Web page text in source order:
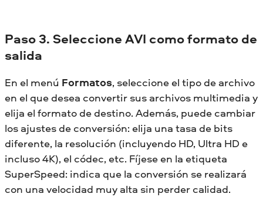
Paso 3. Seleccione AVI como formato de
salida
En el menú Formatos, seleccione el tipo de archivo
en el que desea convertir sus archivos multimedia y
elija el formato de destino. Además, puede cambiar
los ajustes de conversión: elija una tasa de bits
diferente, la resolución (incluyendo HD, Ultra HD e
incluso 4K), el códec, etc. Fíjese en la etiqueta
SuperSpeed: indica que la conversión se realizará
con una velocidad muy alta sin perder calidad.